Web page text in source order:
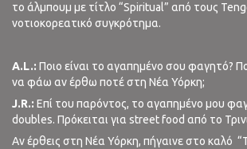
το άλμπουμ με τίτλο “Spiritual” από τoυς
νοτιοκορεατικό συγκρότημα.
A.L.: Ποιο είναι το αγαπημένο σου φαγητό?
να φάω αν έρθω ποτέ στη Νέα Υόρκη;
J.R.: Επί του παρόντος, το αγαπημένο μου
doubles. Πρόκειται για street food από το
Αν έρθεις στη Νέα Υόρκη, πήγαινε στο καλό